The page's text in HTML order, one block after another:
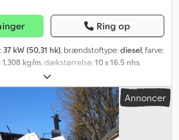
Ring op
37 kW (50,31 hk), brændstoftype:diesel, farve:
1,308 kg/m, dækstørrelse:10 x 16.5 nhs,
, Produktionsår:
standardskovl, Kompaktlæsser
årgang 2022, modelår 2023, driftsvægt: ca.
dieselmotor (type: EDM02 – 49,64 HK
omdr./min), – 2-trins transmission, JOYSTICK-
ca. 1.550 mm), HURTIGSKIFTE, EKSTRA
Annoncer